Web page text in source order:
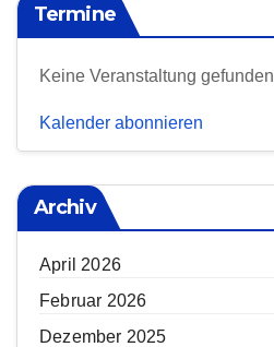
Termine
Keine Veranstaltung gefunden
Kalender abonnieren
Archiv
April 2026
Februar 2026
Dezember 2025